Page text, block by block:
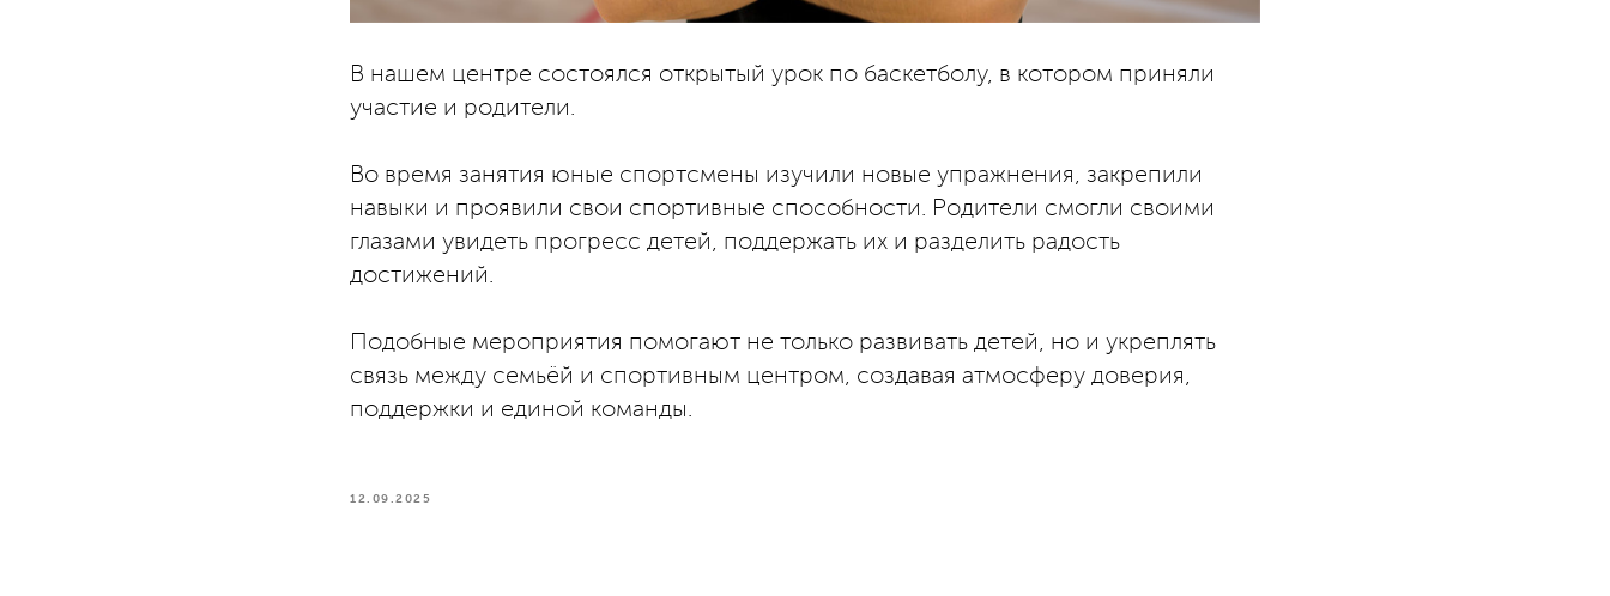
В нашем центре состоялся открытый урок по баскетболу, в котором приняли
участие и родители.
Во время занятия юные спортсмены изучили новые упражнения, закрепили
навыки и проявили свои спортивные способности. Родители смогли своими
глазами увидеть прогресс детей, поддержать их и разделить радость
достижений.
Подобные мероприятия помогают не только развивать детей, но и укреплять
связь между семьёй и спортивным центром, создавая атмосферу доверия,
поддержки и единой команды.
12.09.2025